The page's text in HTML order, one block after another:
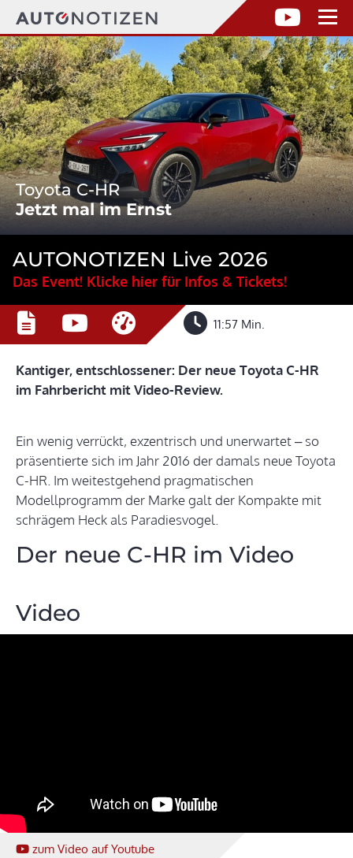
Toyota C-HR
Jetzt mal im Ernst
AUTONOTIZEN Live 2026
Das Event! Klicke hier für Infos & Tickets!
11:57 Min.
Kantiger, entschlossener: Der neue Toyota C-HR
im Fahrbericht mit Video-Review.
Ein wenig verrückt, exzentrisch und unerwartet – so
präsentierte sich im Jahr 2016 der damals neue Toyota
C-HR. Im weitestgehend pragmatischen
Modellprogramm der Marke galt der Kompakte mit
schrägem Heck als Paradiesvogel.
Der neue C-HR im Video
Video
zum Video auf Youtube